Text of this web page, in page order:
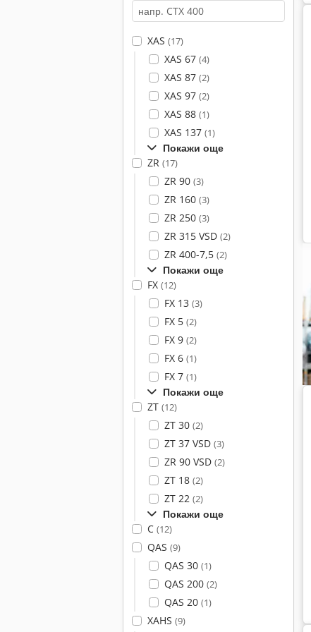
XAS (17)
XAS 67 (4)
XAS 87 (2)
XAS 97 (2)
XAS 88 (1)
XAS 137 (1)
Покажи още
ZR (17)
ZR 90 (3)
ZR 160 (3)
ZR 250 (3)
ZR 315 VSD (2)
ZR 400-7,5 (2)
Покажи още
FX (12)
FX 13 (3)
FX 5 (2)
FX 9 (2)
FX 6 (1)
FX 7 (1)
Покажи още
ZT (12)
ZT 30 (2)
ZT 37 VSD (3)
ZR 90 VSD (2)
ZT 18 (2)
ZT 22 (2)
Покажи още
C (12)
QAS (9)
QAS 30 (1)
QAS 200 (2)
QAS 20 (1)
XAHS (9)